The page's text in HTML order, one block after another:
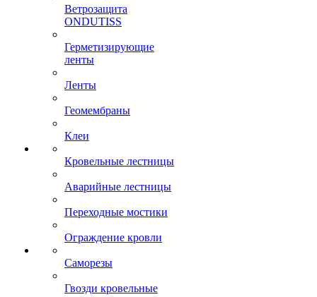
Ветрозащита
ONDUTISS
Герметизирующие
ленты
Ленты
Геомембраны
Клеи
Кровельные лестницы
Аварийные лестницы
Переходные мостики
Ограждение кровли
Саморезы
Гвозди кровельные